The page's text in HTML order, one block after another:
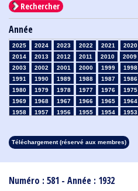
Numéro : 581 - Année : 1932
Rechercher
Année
2025 2024 2023 2022 2021 2020
2014
2013 2012 2011 2010 2009
2003
2002 2001 2000 1999 1998
1991
1990 1989 1988 1987 1986
1980
1979 1978 1977 1976 1975
1969
1968 1967 1966 1965 1964
1958
1957 1956 1955 1954 1953
1913
1912 1911 1910 1909 1908
Téléchargement (réservé aux membres)